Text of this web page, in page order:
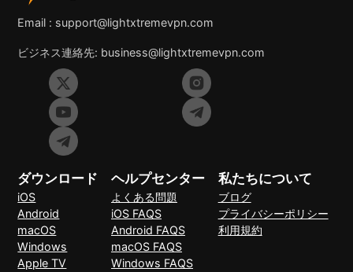
Email : support@lightxtremevpn.com
ビジネス連絡先: business@lightxtremevpn.com
ダウンロード
iOS
Android
macOS
Windows
Apple TV
ヘルプセンター
よくある問題
iOS FAQS
Android FAQS
macOS FAQS
Windows FAQS
私たちについて
ブログ
プライバシーポリシー
利用規約